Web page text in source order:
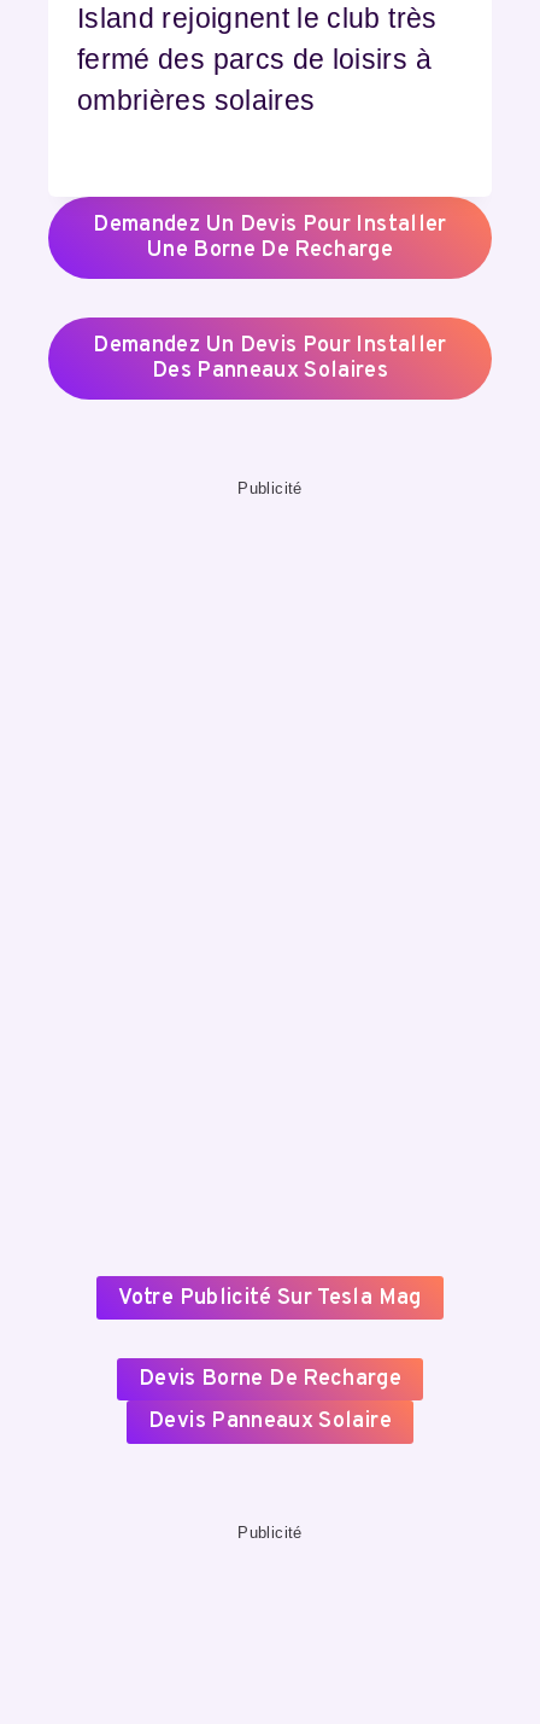
Island rejoignent le club très
fermé des parcs de loisirs à
ombrières solaires
Demandez Un Devis Pour Installer
Une Borne De Recharge
Demandez Un Devis Pour Installer
Des Panneaux Solaires
Publicité
Votre Publicité Sur Tesla Mag
Devis Borne De Recharge
Devis Panneaux Solaire
Publicité